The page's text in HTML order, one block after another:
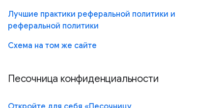
Лучшие практики реферальной политики и
реферальной политики
Схема на том же сайте
Песочница конфиденциальности